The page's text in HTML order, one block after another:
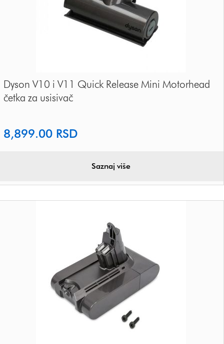
Dyson V10 i V11 Quick Release Mini Motorhead
četka za usisivač
8,899.00 RSD
Saznaj više